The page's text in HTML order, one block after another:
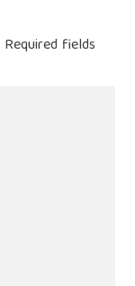
Required fields